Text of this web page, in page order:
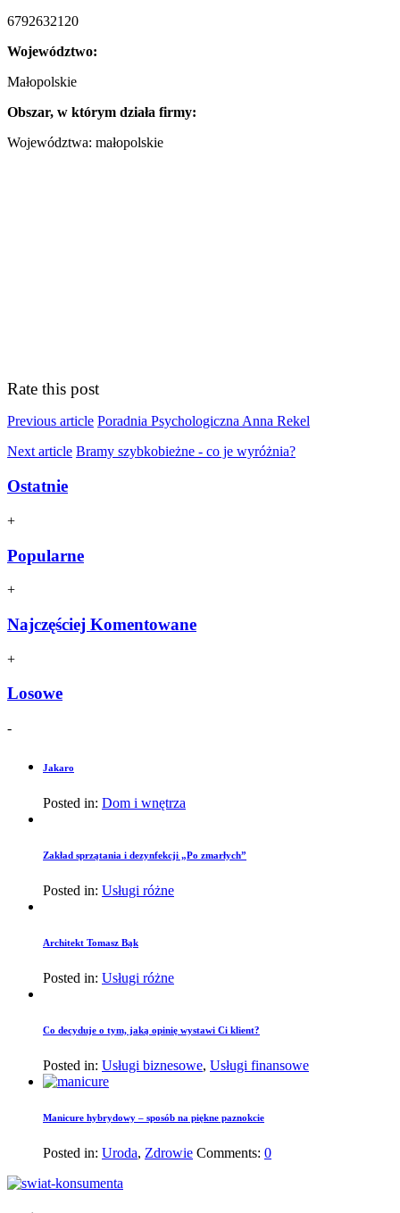
6792632120
Województwo:
Małopolskie
Obszar, w którym działa firmy:
Województwa: małopolskie
Rate this post
Previous article Poradnia Psychologiczna Anna Rekel
Next article Bramy szybkobieżne - co je wyróżnia?
Ostatnie
+
Popularne
+
Najczęściej Komentowane
+
Losowe
-
Jakaro
Posted in: Dom i wnętrza
Zakład sprzątania i dezynfekcji „Po zmarłych”
Posted in: Usługi różne
Architekt Tomasz Bąk
Posted in: Usługi różne
Co decyduje o tym, jaką opinię wystawi Ci klient?
Posted in: Usługi biznesowe, Usługi finansowe
Manicure hybrydowy – sposób na piękne paznokcie
Posted in: Uroda, Zdrowie Comments: 0